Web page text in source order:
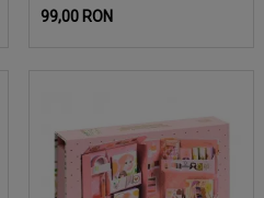
Pret
99,00 RON